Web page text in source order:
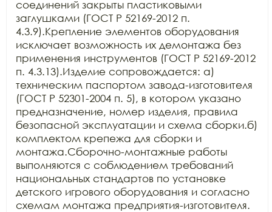
соединений закрыты пластиковыми
заглушками (ГОСТ Р 52169-2012 п.
4.3.9).Крепление элементов оборудования
исключает возможность их демонтажа без
применения инструментов (ГОСТ Р 52169-2012
п. 4.3.13).Изделие сопровождается: а)
техническим паспортом завода-изготовителя
(ГОСТ Р 52301-2004 п. 5), в котором указано
предназначение, номер изделия, правила
безопасной эксплуатации и схема сборки.б)
комплектом крепежа для сборки и
монтажа.Сборочно-монтажные работы
выполняются с соблюдением требований
национальных стандартов по установке
детского игрового оборудования и согласно
схемам монтажа предприятия-изготовителя.